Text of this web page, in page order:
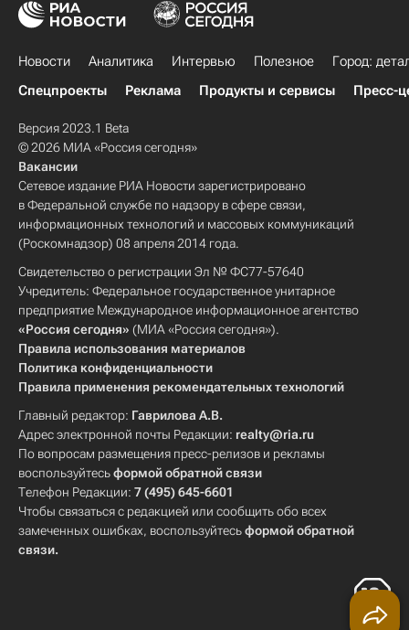
Новости Аналитика Интервью Полезное
Город:
Спецпроекты
Реклама Продукты и сервисы Пресс-
Версия 2023.1 Beta
© 2026 МИА «Россия сегодня»
Вакансии
Сетевое издание РИА Новости зарегистрировано
в Федеральной службе по надзору в сфере связи,
информационных технологий и массовых коммуникаций
(Роскомнадзор) 08 апреля 2014 года.
Свидетельство о регистрации Эл № ФС77-57640
Учредитель: Федеральное государственное унитарное
предприятие Международное информационное агентство
«Россия сегодня» (МИА «Россия сегодня»).
Правила использования материалов
Политика конфиденциальности
Правила применения рекомендательных технологий
Главный редактор: Гаврилова А.В.
Адрес электронной почты Редакции: realty@ria.ru
По вопросам размещения пресс-релизов и рекламы
воспользуйтесьформой обратной связи
Телефон Редакции: 7 (495) 645-6601
Чтобы связаться с редакцией или сообщить обо всех
замеченных ошибках, воспользуйтесьформой обратной
связи.